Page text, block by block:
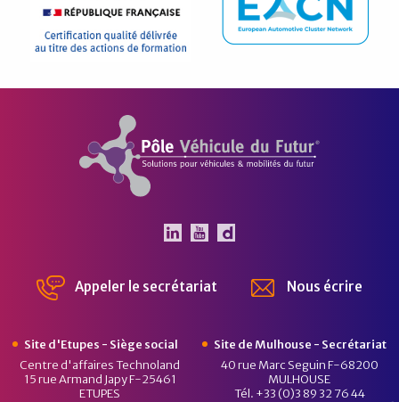
Pôle Véhicule du Futur
Appeler le secrétariat Nous écrire
Site d'Etupes - Siège social
Centre d'affaires Technoland
15 rue Armand Japy F-25461
ETUPES
Site de Mulhouse - Secrétariat
40 rue Marc Seguin F-68200
MULHOUSE
Tél. +33 (0)3 89 32 76 44